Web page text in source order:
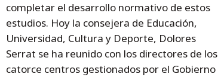
completar el desarrollo normativo de estos
estudios. Hoy la consejera de Educación,
Universidad, Cultura y Deporte, Dolores
Serrat se ha reunido con los directores de los
catorce centros gestionados por el Gobierno